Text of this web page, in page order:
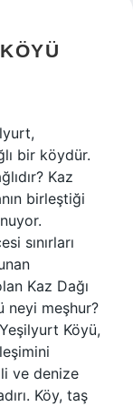
bir köydür.
Kaz
birleştiği
sınırları
Kaz Dağı
neyi meşhur?
Köyü,
ve denize
Köy, taş